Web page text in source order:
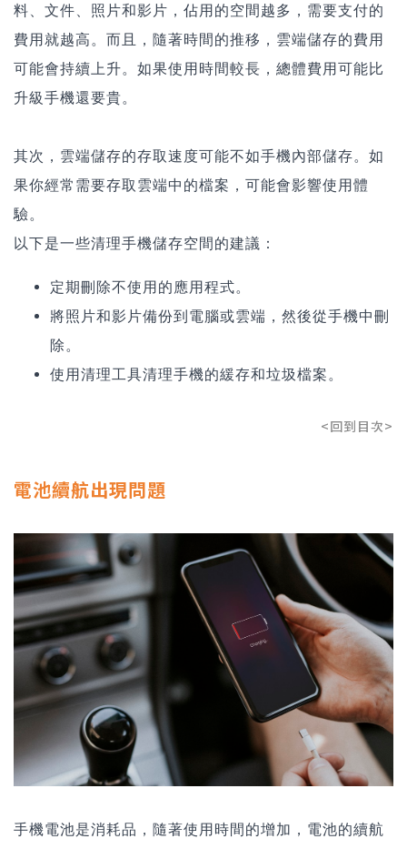
料、文件、照片和影片，佔用的空間越多，需要支付的
費用就越高。而且，隨著時間的推移，雲端儲存的費用
可能會持續上升。如果使用時間較長，總體費用可能比
升級手機還要貴。
其次，雲端儲存的存取速度可能不如手機內部儲存。如
果你經常需要存取雲端中的檔案，可能會影響使用體
驗。
以下是一些清理手機儲存空間的建議：
定期刪除不使用的應用程式。
將照片和影片備份到電腦或雲端，然後從手機中刪
除。
使用清理工具清理手機的緩存和垃圾檔案。
<回到目次>
電池續航出現問題
手機電池是消耗品，隨著使用時間的增加，電池的續航